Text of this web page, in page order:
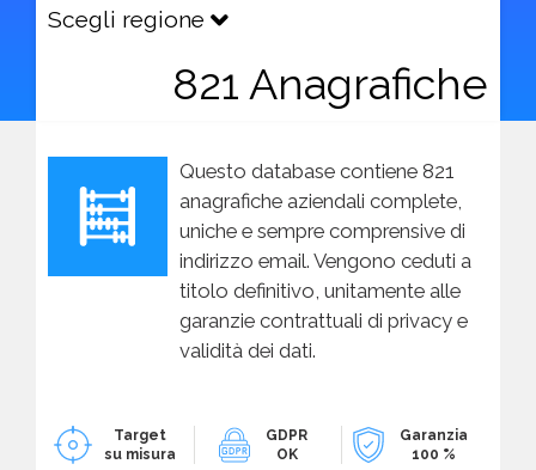
Scegli regione
821 Anagrafiche
Questo database contiene 821
anagrafiche aziendali complete,
uniche e sempre comprensive di
indirizzo email. Vengono ceduti a
titolo definitivo, unitamente alle
garanzie contrattuali di privacy e
validità dei dati.
Target
su misura
GDPR
OK
Garanzia
100 %